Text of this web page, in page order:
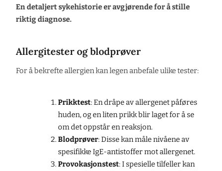
En detaljert sykehistorie er avgjørende for å stille
riktig diagnose.
Allergitester og blodprøver
For å bekrefte allergien kan legen anbefale ulike tester:
Prikktest: En dråpe av allergenet påføres
huden, og en liten prikk blir laget for å se
om det oppstår en reaksjon.
Blodprøver: Disse kan måle nivåene av
spesifikke IgE-antistoffer mot allergenet.
Provokasjonstest: I spesielle tilfeller kan